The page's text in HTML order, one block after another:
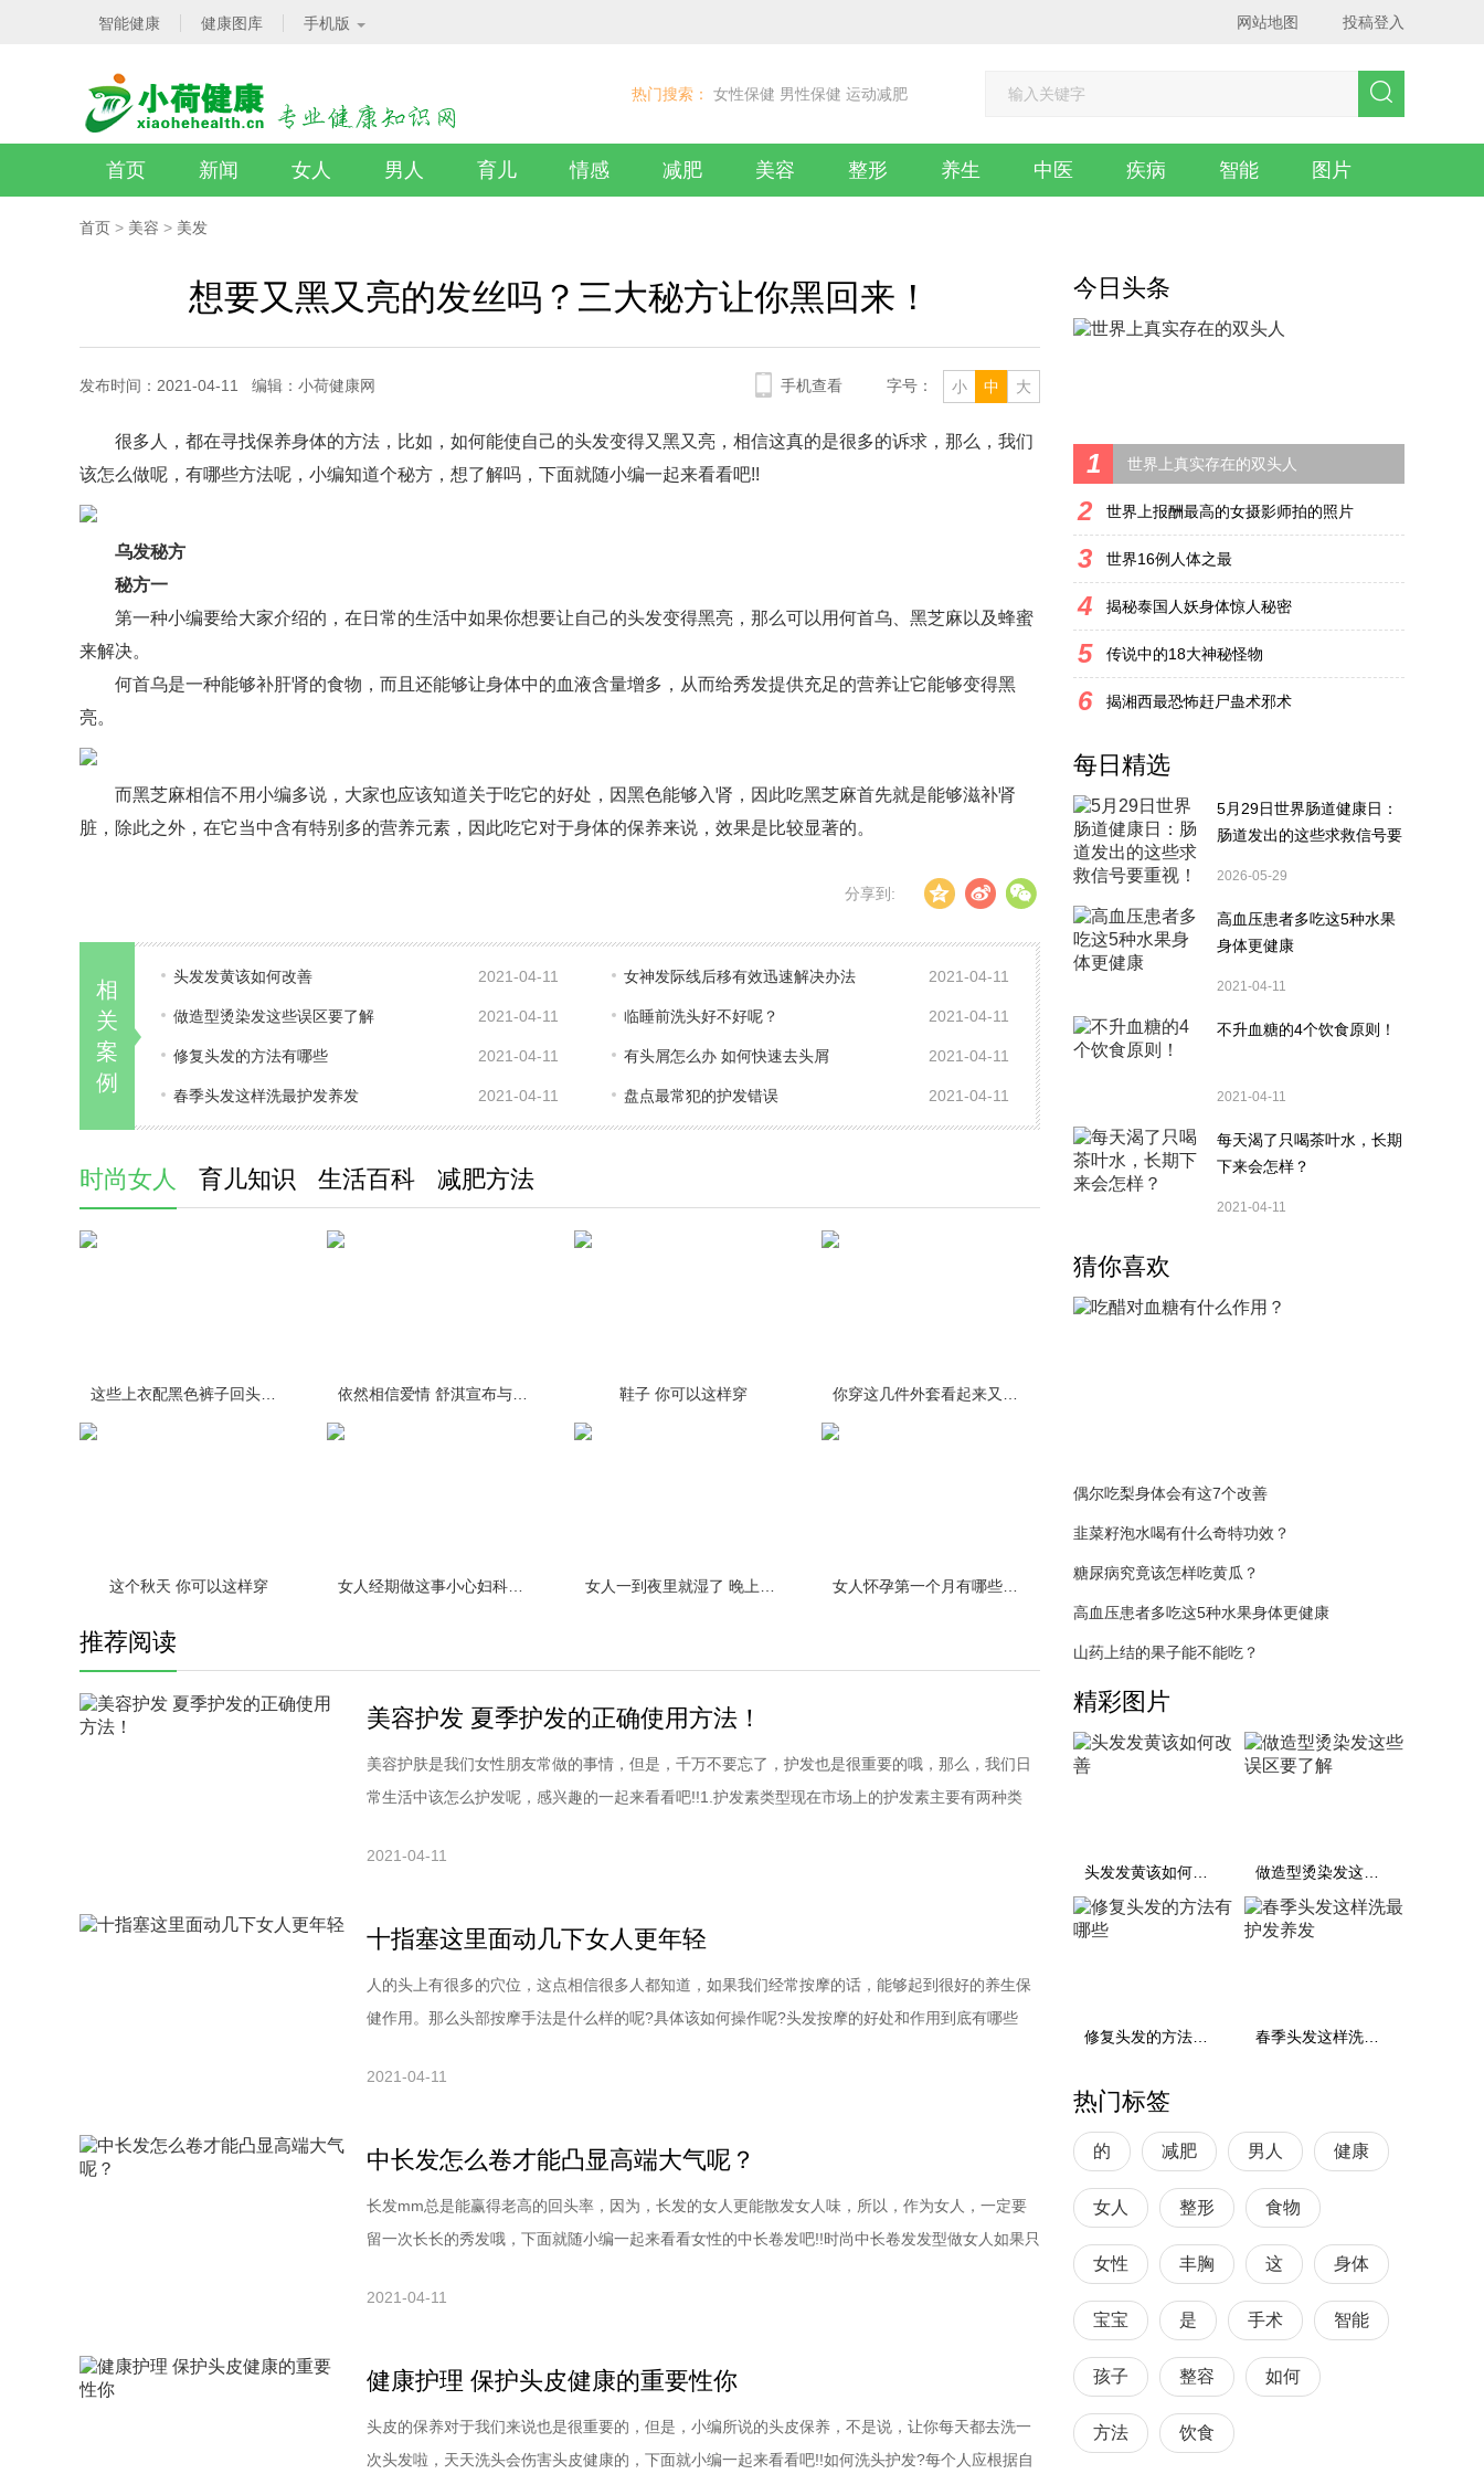
智能健康 健康图库 手机版 网站地图 投稿登入
热门搜索： 女性保健 男性保健 运动减肥
首页 新闻 女人 男人 育儿 情感 减肥 美容 整形 养生 中医 疾病 智能 图片
首页 > 美容 > 美发
想要又黑又亮的发丝吗？三大秘方让你黑回来！
发布时间：2021-04-11 编辑：小荷健康网 小 中 大
字号：
手机查看
很多人，都在寻找保养身体的方法，比如，如何能使自己的头发变得又黑又亮，相信这真的是很多的诉求，那么，我们
该怎么做呢，有哪些方法呢，小编知道个秘方，想了解吗，下面就随小编一起来看看吧!!
乌发秘方
秘方一
第一种小编要给大家介绍的，在日常的生活中如果你想要让自己的头发变得黑亮，那么可以用何首乌、黑芝麻以及蜂蜜
来解决。
何首乌是一种能够补肝肾的食物，而且还能够让身体中的血液含量增多，从而给秀发提供充足的营养让它能够变得黑
亮。
而黑芝麻相信不用小编多说，大家也应该知道关于吃它的好处，因黑色能够入肾，因此吃黑芝麻首先就是能够滋补肾
脏，除此之外，在它当中含有特别多的营养元素，因此吃它对于身体的保养来说，效果是比较显著的。
分享到:
相
关
案
例
头发发黄该如何改善 2021-04-11
做造型烫染发这些误区要了解 2021-04-11
修复头发的方法有哪些 2021-04-11
春季头发这样洗最护发养发 2021-04-11
女神发际线后移有效迅速解决办法 2021-04-11
临睡前洗头好不好呢？ 2021-04-11
有头屑怎么办 如何快速去头屑 2021-04-11
盘点最常犯的护发错误 2021-04-11
时尚女人 育儿知识 生活百科 减肥方法
鞋子 你可以这样穿
这个秋天 你可以这样穿
推荐阅读
美容护发 夏季护发的正确使用方法！
美容护肤是我们女性朋友常做的事情，但是，千万不要忘了，护发也是很重要的哦，那么，我们日
常生活中该怎么护发呢，感兴趣的一起来看看吧!!1.护发素类型现在市场上的护发素主要有两种类
的。而对于前一种护发产品而言，通常需要将头发漂清后取护发素适量均匀涂抹在头发上，然后再
2021-04-11
十指塞这里面动几下女人更年轻
人的头上有很多的穴位，这点相信很多人都知道，如果我们经常按摩的话，能够起到很好的养生保
健作用。那么头部按摩手法是什么样的呢?具体该如何操作呢?头发按摩的好处和作用到底有哪些
们有很好的帮助。当你工作非常来的时候，抓抓头，会让脑袋清晰哦。[!--empirenews.page--]手抓
2021-04-11
中长发怎么卷才能凸显高端大气呢？
长发mm总是能赢得老高的回头率，因为，长发的女人更能散发女人味，所以，作为女人，一定要
留一次长长的秀发哦，下面就随小编一起来看看女性的中长卷发吧!!时尚中长卷发发型做女人如果只
今天最流行的时尚中长卷发型有哪些?让妈网百科给你报个菜名，来走起着!1、蛋卷中长卷发这一款
2021-04-11
健康护理 保护头皮健康的重要性你
头皮的保养对于我们来说也是很重要的，但是，小编所说的头皮保养，不是说，让你每天都去洗一
次头发啦，天天洗头会伤害头皮健康的，下面就小编一起来看看吧!!如何洗头护发?每个人应根据自
今日头条
1 世界上真实存在的双头人
2 世界上报酬最高的女摄影师拍的照片
3 世界16例人体之最
4 揭秘泰国人妖身体惊人秘密
5 传说中的18大神秘怪物
6 揭湘西最恐怖赶尸蛊术邪术
每日精选
5月29日世界肠道健康日：
肠道发出的这些求救信号要
2026-05-29
高血压患者多吃这5种水果
身体更健康
2021-04-11
不升血糖的4个饮食原则！
2021-04-11
每天渴了只喝茶叶水，长期
下来会怎样？
2021-04-11
猜你喜欢
偶尔吃梨身体会有这7个改善
韭菜籽泡水喝有什么奇特功效？
糖尿病究竟该怎样吃黄瓜？
高血压患者多吃这5种水果身体更健康
山药上结的果子能不能吃？
精彩图片
热门标签
的 减肥 男人 健康
女人 整形 食物
女性 丰胸 这 身体
宝宝 是 手术 智能
孩子 整容 如何
方法 饮食